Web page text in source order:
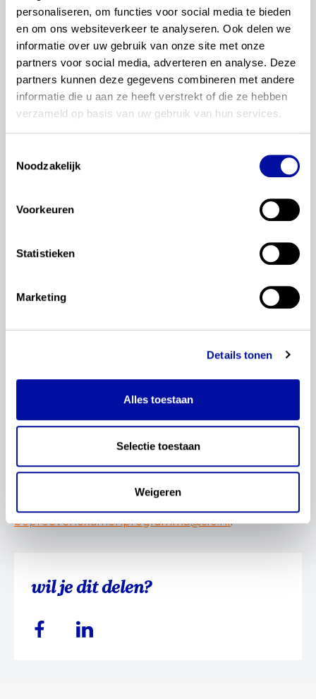
personaliseren, om functies voor social media te bieden
en om ons websiteverkeer te analyseren. Ook delen we
informatie over uw gebruik van onze site met onze
partners voor social media, adverteren en analyse. Deze
partners kunnen deze gegevens combineren met andere
informatie die u aan ze heeft verstrekt of die ze hebben
verzameld op basis van uw gebruik van hun services.
Noodzakelijk
Voorkeuren
Statistieken
Marketing
Details tonen
Alles toestaan
Selectie toestaan
Weigeren
de definitieve conceptkerndoelen Nederlands en
rekenen en wiskunde voorafgaand aan het debat -
middels eenbriefaan de Tweede Kamer - worden
aangeboden. In diezelfde brief wordt de Kamer
ook geïnformeerd dat de
conceptexamenprogramma’s Nederlands,
wiskunde havo-vwo, maatschappijleer, moderne
vreemde talen, klassieke talen en Friese taal en
ministerie van OCW.
ontwikkeling van conceptsyllabi
gestart voor de
de voorbereidingen gestart voor de
fase van
. Tijdens deze fase beproeven scholen
vakverenigingen, vervolgonderwijs, CvTE en
stichting Cito. De werving van scholen starten we
januari 2025. De fase van beproeven op scholen
Is jouw school geïnteresseerd om de
vak te beproeven in de onderwijspraktijk?
beproevenexamenprogramma@slo.nl.
wil je dit delen?